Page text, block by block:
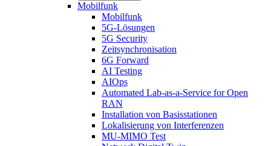
Mobilfunk
Mobilfunk
5G-Lösungen
5G Security
Zeitsynchronisation
6G Forward
AI Testing
AIOps
Automated Lab-as-a-Service for Open
RAN
Installation von Basisstationen
Lokalisierung von Interferenzen
MU-MIMO Test